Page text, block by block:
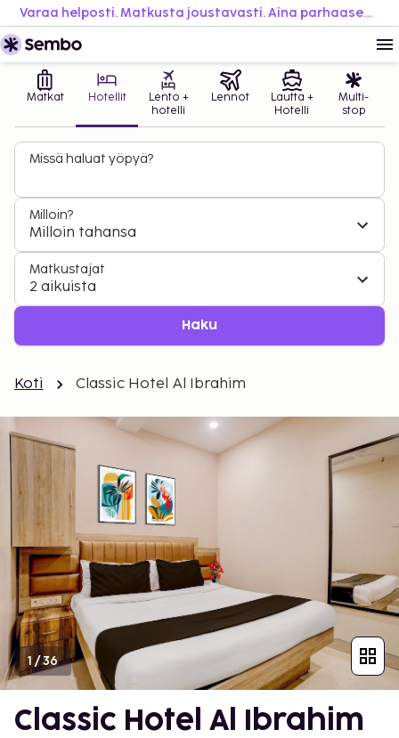
Varaa helposti. Matkusta joustavasti. Aina parhaaseen hintaan.
Matkat Hotellit
Lento +
hotelli
Lennot
Lautta +
Hotelli
Multi-
stop
Missä haluat yöpyä?
Milloin?
Milloin tahansa
Matkustajat
2 aikuista
Haku
Koti Classic Hotel Al Ibrahim
1/36
Classic Hotel Al Ibrahim